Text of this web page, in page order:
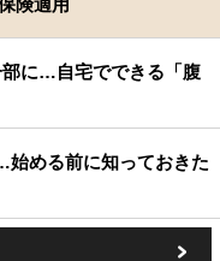
険適用
に…自宅でできる「腹
始める前に知っておきた